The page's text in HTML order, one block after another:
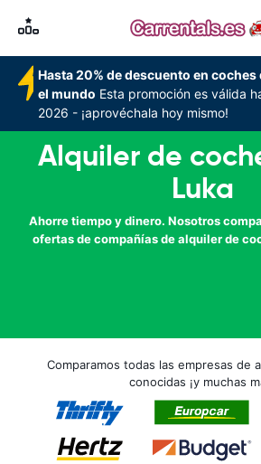
Hasta 20% de descuento en
el mundo Esta promoción es válida
2026 - ¡aprovéchala hoy mismo!
Alquiler de
Luka
Ahorre tiempo y dinero. Nosotros
ofertas de compañías de alquiler de
Comparamos todas las empresas de
conocidas ¡y muchas